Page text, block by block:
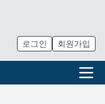
로그인 회원가입